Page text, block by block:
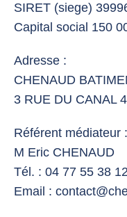
SIRET (siege)
Capital social 150
Adresse :
CHENAUD
3 RUE DU CANAL
Référent médiateur :
M Eric CHENAUD
Tél. : 04 77 55 38
Email :